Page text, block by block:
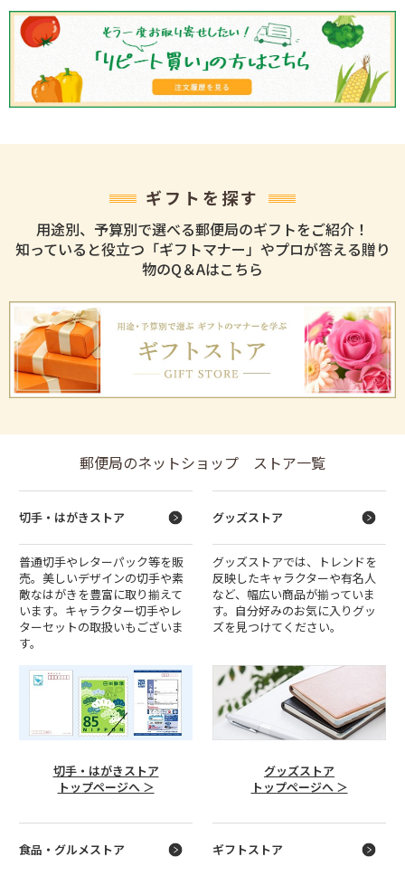
ギフトを探す
用途別、予算別で選べる郵便局のギフトをご紹介！
知っていると役立つ「ギフトマナー」やプロが答える贈り
物のQ＆Aはこちら
郵便局のネットショップ ストア一覧
切手・はがきストア
普通切手やレターパック等を販
売。美しいデザインの切手や素
敵なはがきを豊富に取り揃えて
います。キャラクター切手やレ
ターセットの取扱いもございま
す。
切手・はがきストア
トップページへ ＞
グッズストア
グッズストアでは、トレンドを
反映したキャラクターや有名人
など、幅広い商品が揃っていま
す。自分好みのお気に入りグッ
ズを見つけてください。
グッズストア
トップページへ ＞
食品・グルメストア ギフトストア